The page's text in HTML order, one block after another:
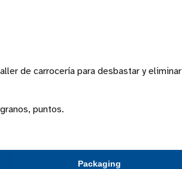
de carrocería para desbastar y eliminar
puntos.
Packaging